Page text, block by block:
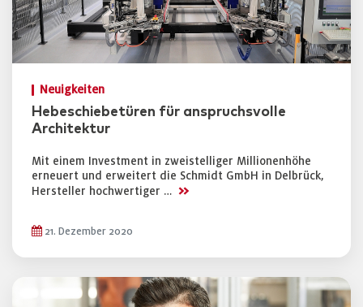
Neuigkeiten
Hebeschiebetüren für anspruchsvolle
Architektur
Mit einem Investment in zweistelliger Millionenhöhe
erneuert und erweitert die Schmidt GmbH in Delbrück,
Hersteller hochwertiger … >>
21. Dezember 2020